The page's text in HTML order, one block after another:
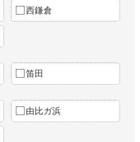
西鎌倉
笛田
由比ガ浜